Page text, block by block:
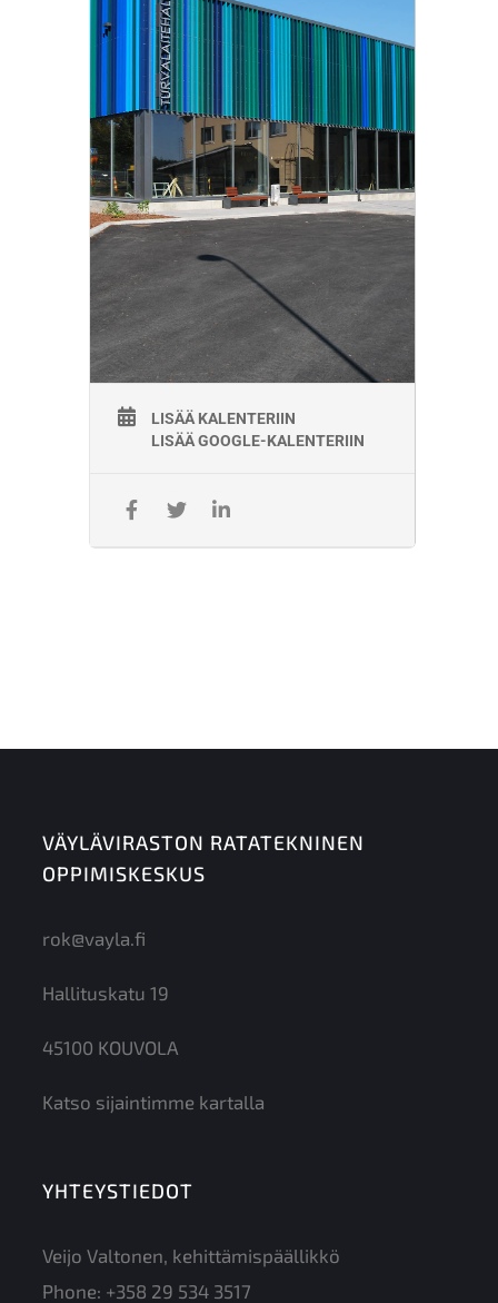
LISÄÄ KALENTERIIN
LISÄÄ GOOGLE-KALENTERIIN
VÄYLÄVIRASTON RATATEKNINEN
OPPIMISKESKUS
rok@vayla.fi
Hallituskatu 19
45100 KOUVOLA
Katso sijaintimme kartalla
YHTEYSTIEDOT
Veijo Valtonen, kehittämispäällikkö
Phone: +358 29 534 3517